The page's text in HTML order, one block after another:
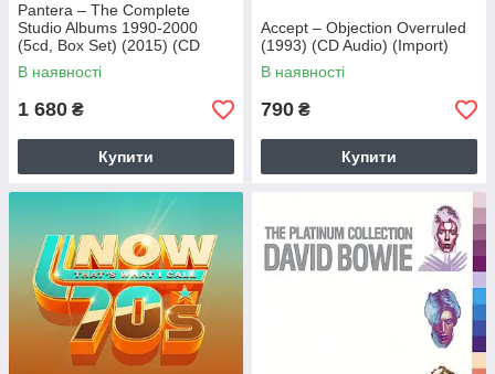
Pantera – The Complete
Studio Albums 1990-2000
(5cd, Box Set) (2015) (CD
Audio) (Import)
В наявності
1 680 ₴
Купити
Accept – Objection Overruled
(1993) (CD Audio) (Import)
В наявності
790 ₴
Купити